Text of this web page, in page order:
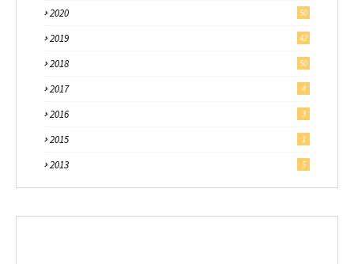
2020 50
2019 42
2018 50
2017 4
2016 3
2015 1
2013 5